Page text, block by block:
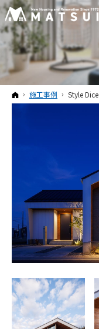
ホーム
施工事例 Style Dice